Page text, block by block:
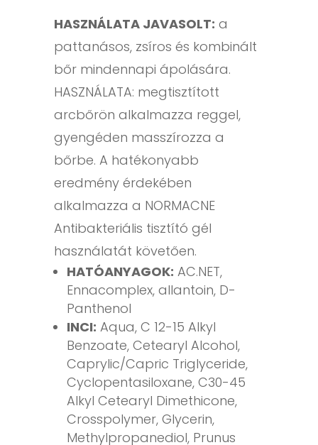
HASZNÁLATA JAVASOLT: a
pattanásos, zsíros és kombinált
bőr mindennapi ápolására.
HASZNÁLATA: megtisztított
arcbőrön alkalmazza reggel,
gyengéden masszírozza a
bőrbe. A hatékonyabb
eredmény érdekében
alkalmazza a NORMACNE
Antibakteriális tisztító gél
használatát követően.
HATÓANYAGOK: AC.NET,
Ennacomplex, allantoin, D-
Panthenol
INCI: Aqua, C 12-15 Alkyl
Benzoate, Cetearyl Alcohol,
Caprylic/Capric Triglyceride,
Cyclopentasiloxane, C30-45
Alkyl Cetearyl Dimethicone,
Crosspolymer, Glycerin,
Methylpropanediol, Prunus